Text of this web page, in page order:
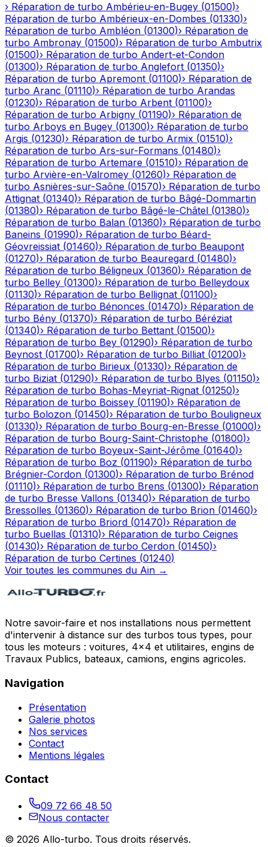
› Réparation de turbo Ambérieu-en-Bugey (01500)›
Réparation de turbo Ambérieux-en-Dombes (01330)›
Réparation de turbo Ambléon (01300)› Réparation de
turbo Ambronay (01500)› Réparation de turbo Ambutrix
(01500)› Réparation de turbo Andert-et-Condon
(01300)› Réparation de turbo Anglefort (01350)›
Réparation de turbo Apremont (01100)› Réparation de
turbo Aranc (01110)› Réparation de turbo Arandas
(01230)› Réparation de turbo Arbent (01100)›
Réparation de turbo Arbigny (01190)› Réparation de
turbo Arboys en Bugey (01300)› Réparation de turbo
Argis (01230)› Réparation de turbo Armix (01510)›
Réparation de turbo Ars-sur-Formans (01480)›
Réparation de turbo Artemare (01510)› Réparation de
turbo Arvière-en-Valromey (01260)› Réparation de
turbo Asnières-sur-Saône (01570)› Réparation de turbo
Attignat (01340)› Réparation de turbo Bâgé-Dommartin
(01380)› Réparation de turbo Bâgé-le-Châtel (01380)›
Réparation de turbo Balan (01360)› Réparation de turbo
Baneins (01990)› Réparation de turbo Béard-
Géovreissiat (01460)› Réparation de turbo Beaupont
(01270)› Réparation de turbo Beauregard (01480)›
Réparation de turbo Béligneux (01360)› Réparation de
turbo Belley (01300)› Réparation de turbo Belleydoux
(01130)› Réparation de turbo Bellignat (01100)›
Réparation de turbo Bénonces (01470)› Réparation de
turbo Bény (01370)› Réparation de turbo Béréziat
(01340)› Réparation de turbo Bettant (01500)›
Réparation de turbo Bey (01290)› Réparation de turbo
Beynost (01700)› Réparation de turbo Billiat (01200)›
Réparation de turbo Birieux (01330)› Réparation de
turbo Biziat (01290)› Réparation de turbo Blyes (01150)›
Réparation de turbo Bohas-Meyriat-Rignat (01250)›
Réparation de turbo Boissey (01190)› Réparation de
turbo Bolozon (01450)› Réparation de turbo Bouligneux
(01330)› Réparation de turbo Bourg-en-Bresse (01000)›
Réparation de turbo Bourg-Saint-Christophe (01800)›
Réparation de turbo Boyeux-Saint-Jérôme (01640)›
Réparation de turbo Boz (01190)› Réparation de turbo
Brégnier-Cordon (01300)› Réparation de turbo Brénod
(01110)› Réparation de turbo Brens (01300)› Réparation
de turbo Bresse Vallons (01340)› Réparation de turbo
Bressolles (01360)› Réparation de turbo Brion (01460)›
Réparation de turbo Briord (01470)› Réparation de
turbo Buellas (01310)› Réparation de turbo Ceignes
(01430)› Réparation de turbo Cerdon (01450)›
Réparation de turbo Certines (01240)
Voir toutes les communes du Ain →
Notre savoir-faire et nos installations nous permettent
d'intervenir à distance sur des turbos tous types, pour
tous les moteurs : voitures, 4x4 et utilitaires, engins de
Travaux Publics, bateaux, camions, engins agricoles.
Navigation
Présentation
Galerie photos
Nos services
Contact
Mentions légales
Contact
09 72 66 48 50
Nous contacter
© 2026 Allo-turbo. Tous droits réservés.